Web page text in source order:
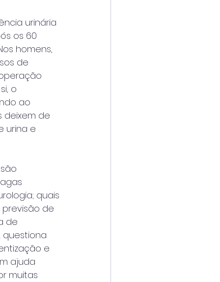
urinária
os 60
homens,
de
o
ao
deixem de
urina e
quais
previsão de
de
questiona
e
ajuda
muitas